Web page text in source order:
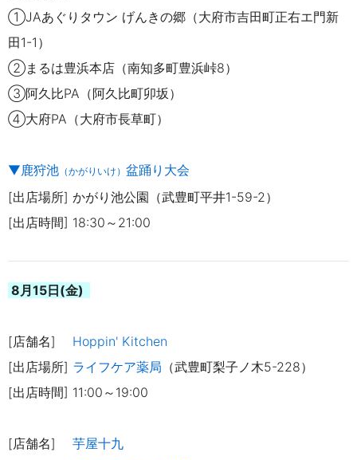
①JAあぐりタウン げんきの郷（大府市吉田町正右エ門新
田1-1）
②まるは豊浜本店（南知多町豊浜峠8）
③阿久比PA（阿久比町卯坂）
④大府PA（大府市長草町）
▼鹿狩池 （かがりいけ） 盆踊り大会
[出店場所] かがり池公園（武豊町平井1-59-2）
[出店時間] 18:30～21:00
8月15日(金)
[店舗名] Hoppin' Kitchen
[出店場所] ライフケア薬局 （武豊町梨子ノ木5-228）
[出店時間] 11:00～19:00
[店舗名] 芋屋十九